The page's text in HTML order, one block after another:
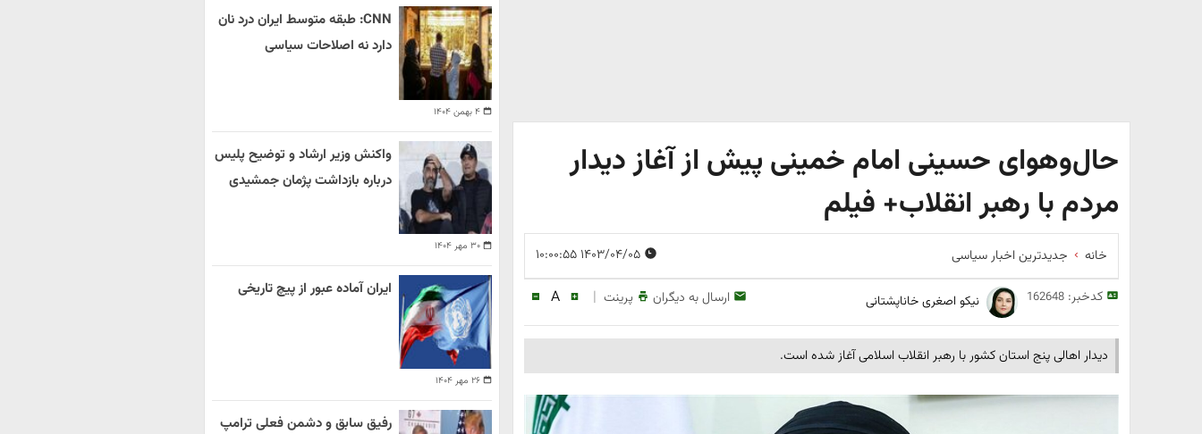
حال‌و‌هوای حسینی امام خمینی پیش از آغاز دیدار
مردم با رهبر انقلاب+ فیلم
خانه جدیدترین اخبار سیاسی
کدخبر:162648 نیکو اصغری خاناپشتانی ارسال به دیگران پرینت |
A
دیدار اهالی پنج استان کشور با رهبر انقلاب اسلامی آغاز شده است.
۴ بهمن ۱۴۰۴
CNN: طبقه متوسط ایران درد نان
دارد نه اصلاحات سیاسی
۳۰ مهر ۱۴۰۴
واکنش وزیر ارشاد و توضیح پلیس
درباره بازداشت پژمان جمشیدی
۲۶ مهر ۱۴۰۴
ایران آماده عبور از پیچ تاریخی
رفیق سابق و دشمن فعلی ترامپ